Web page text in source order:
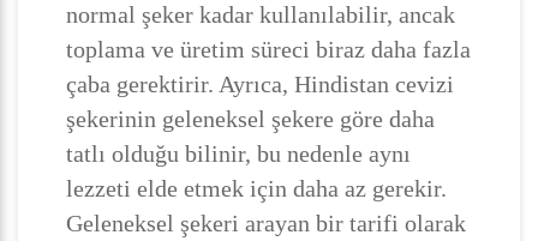
normal şeker kadar kullanılabilir, ancak
toplama ve üretim süreci biraz daha fazla
çaba gerektirir. Ayrıca, Hindistan cevizi
şekerinin geleneksel şekere göre daha
tatlı olduğu bilinir, bu nedenle aynı
lezzeti elde etmek için daha az gerekir.
Geleneksel şekeri arayan bir tarifi olarak